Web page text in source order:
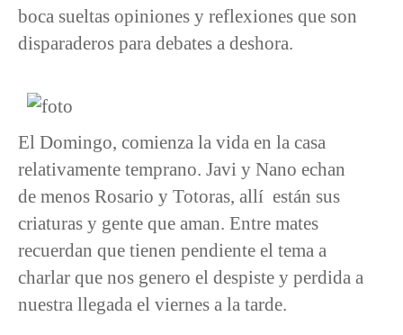
boca sueltas opiniones y reflexiones que son
disparaderos para debates a deshora.
El Domingo, comienza la vida en la casa
relativamente temprano. Javi y Nano echan
de menos Rosario y Totoras, allí están sus
criaturas y gente que aman. Entre mates
recuerdan que tienen pendiente el tema a
charlar que nos genero el despiste y perdida a
nuestra llegada el viernes a la tarde.